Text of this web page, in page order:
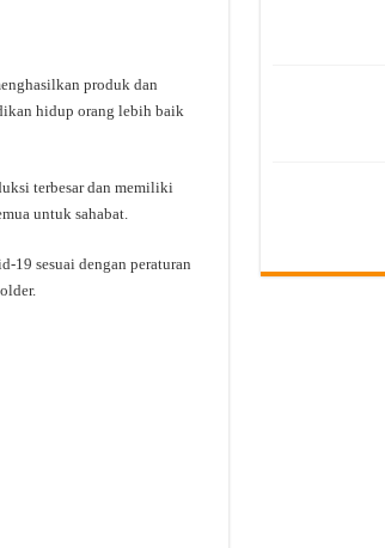
produk dan
hidup orang lebih baik
terbesar dan memiliki
untuk sahabat.
19 sesuai dengan peraturan